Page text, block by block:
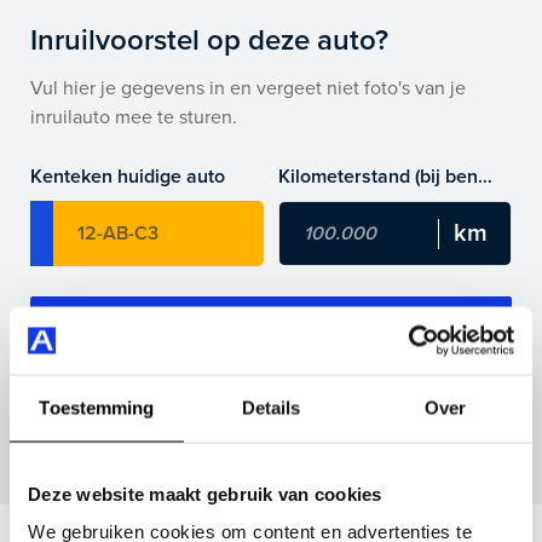
Toestemming Details Over
Deze website maakt gebruik van cookies
We gebruiken cookies om content en advertenties te
Inruilvoorstel op deze auto?
Vul hier je gegevens in en vergeet niet foto's van je
inruilauto mee te sturen.
Kenteken huidige auto Kilometerstand (bij benadering)
Wanneer je foto’s meestuurt ontvang je op